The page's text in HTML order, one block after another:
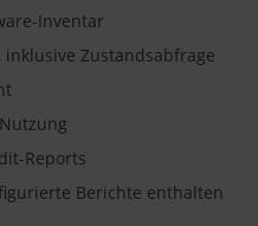
Inventar
inklusive Zustandsabfrage
Reports
Berichte enthalten